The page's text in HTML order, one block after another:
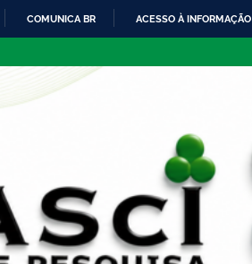
CONTEÚDO
COMUNICA BR ACESSO À INFORMAÇÃO